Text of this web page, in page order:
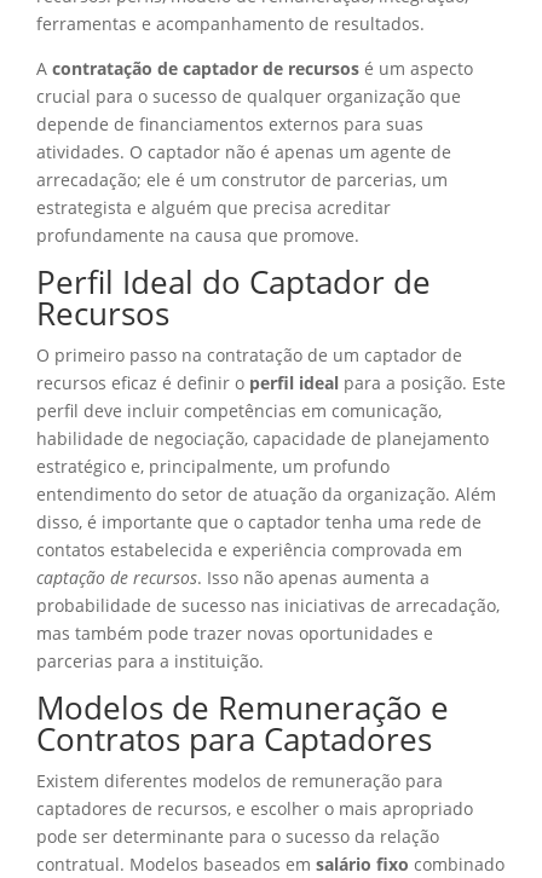
ferramentas e acompanhamento de resultados.
A contratação de captador de recursos é um aspecto
crucial para o sucesso de qualquer organização que
depende de financiamentos externos para suas
atividades. O captador não é apenas um agente de
arrecadação; ele é um construtor de parcerias, um
estrategista e alguém que precisa acreditar
profundamente na causa que promove.
Perfil Ideal do Captador de
Recursos
O primeiro passo na contratação de um captador de
recursos eficaz é definir o perfil ideal para a posição. Este
perfil deve incluir competências em comunicação,
habilidade de negociação, capacidade de planejamento
estratégico e, principalmente, um profundo
entendimento do setor de atuação da organização. Além
disso, é importante que o captador tenha uma rede de
contatos estabelecida e experiência comprovada em
captação de recursos. Isso não apenas aumenta a
probabilidade de sucesso nas iniciativas de arrecadação,
mas também pode trazer novas oportunidades e
parcerias para a instituição.
Modelos de Remuneração e
Contratos para Captadores
Existem diferentes modelos de remuneração para
captadores de recursos, e escolher o mais apropriado
pode ser determinante para o sucesso da relação
contratual. Modelos baseados em salário fixo combinado